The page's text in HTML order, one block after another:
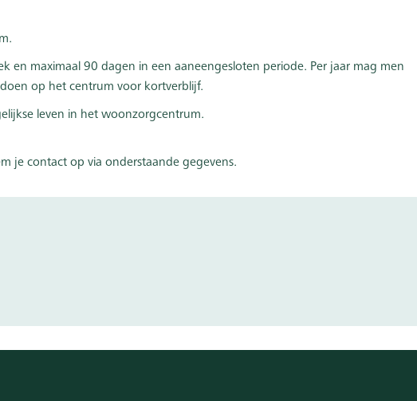
en maximaal 90 dagen in een aaneengesloten periode. Per jaar mag men
op het centrum voor kortverblijf.
leven in het woonzorgcentrum.
je contact op via onderstaande gegevens.